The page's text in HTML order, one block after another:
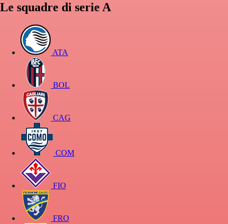
Le squadre di serie A
ATA
BOL
CAG
COM
FIO
FRO